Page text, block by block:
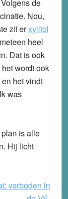
de
Nou,
zit erxylitol
heel
in. Dat is ook
het wordt ook
het vindt
was
is alle
Hij licht